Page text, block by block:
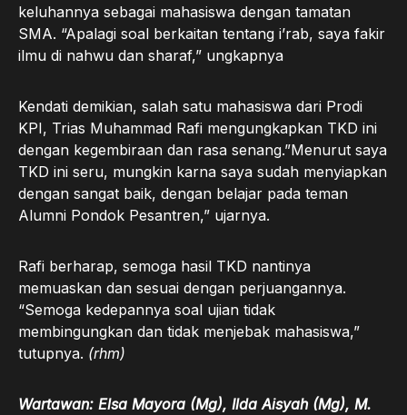
keluhannya sebagai mahasiswa dengan tamatan
SMA. “Apalagi soal berkaitan tentang i’rab, saya fakir
ilmu di nahwu dan sharaf,” ungkapnya
Kendati demikian, salah satu mahasiswa dari Prodi
KPI, Trias Muhammad Rafi mengungkapkan TKD ini
dengan kegembiraan dan rasa senang.”Menurut saya
TKD ini seru, mungkin karna saya sudah menyiapkan
dengan sangat baik, dengan belajar pada teman
Alumni Pondok Pesantren,” ujarnya.
Rafi berharap, semoga hasil TKD nantinya
memuaskan dan sesuai dengan perjuangannya.
“Semoga kedepannya soal ujian tidak
membingungkan dan tidak menjebak mahasiswa,”
tutupnya. (rhm)
Wartawan: Elsa Mayora (Mg), Ilda Aisyah (Mg), M.